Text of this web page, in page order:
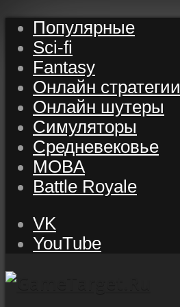
Популярные
Sci-fi
Fantasy
Онлайн стратегии
Онлайн шутеры
Симуляторы
Средневековье
MOBA
Battle Royale
VK
YouTube